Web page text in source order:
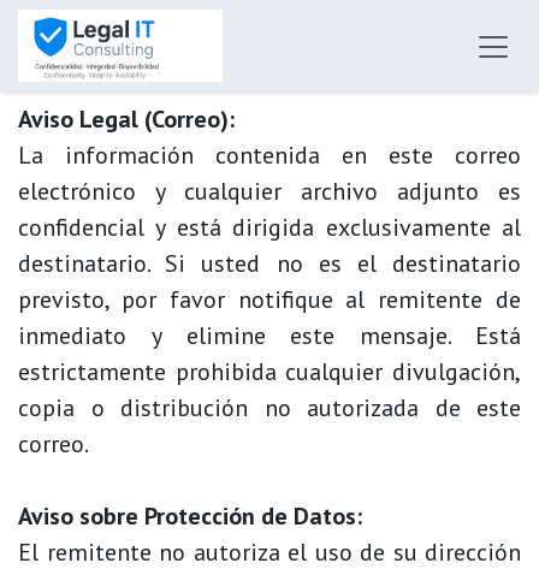
Skip to Content
Aviso Legal (Correo):
La información contenida en este correo
electrónico y cualquier archivo adjunto es
confidencial y está dirigida exclusivamente al
destinatario. Si usted no es el destinatario
previsto, por favor notifique al remitente de
inmediato y elimine este mensaje. Está
estrictamente prohibida cualquier divulgación,
copia o distribución no autorizada de este
correo.
Aviso sobre Protección de Datos:
El remitente no autoriza el uso de su dirección